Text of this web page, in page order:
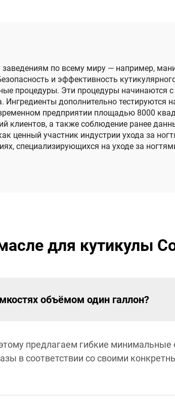
заведениям по всему миру — например,
и эффективность
процедуры. Эти процедуры начинаются
дополнительно тестируются
предприятии площадью 8000
клиентов, а также соблюдение ранее
ценный участник индустрии ухода за
специализирующихся на уходе за
для кутикулы
объёмом один галлон?
предлагаем гибкие минимальные
в соответствии со своими